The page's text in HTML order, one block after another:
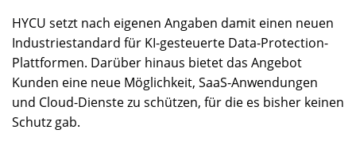
HYCU setzt nach eigenen Angaben damit einen neuen
Industriestandard für KI-gesteuerte Data-Protection-
Plattformen. Darüber hinaus bietet das Angebot
Kunden eine neue Möglichkeit, SaaS-Anwendungen
und Cloud-Dienste zu schützen, für die es bisher keinen
Schutz gab.